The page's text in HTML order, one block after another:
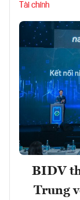
Tài chính
BIDV
Trung